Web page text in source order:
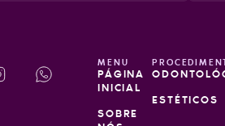
MENU
PÁGINA
INICIAL
SOBRE
ESTÉTICOS